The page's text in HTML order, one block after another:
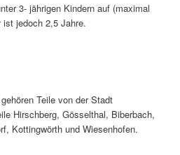
3- jährigen Kindern auf (maximal
jedoch 2,5 Jahre.
Teile von der Stadt
Hirschberg, Gösselthal, Biberbach,
Kottingwörth und Wiesenhofen.